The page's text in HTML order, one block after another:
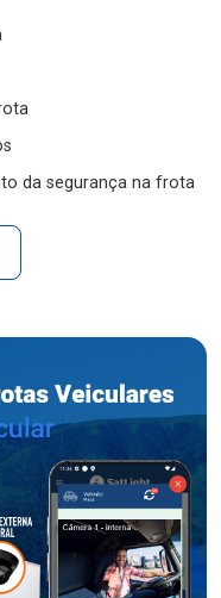
da segurança na frota